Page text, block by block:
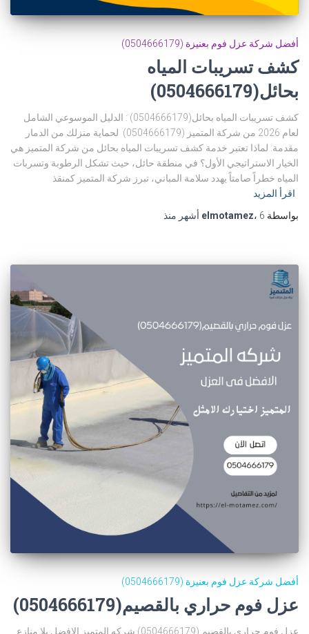
أفضل شركة عزل فوم بعنيزة (0504666179)
كشف تسريبات المياه
بحائل(0504666179)
كشف تسريبات المياه بحائل(0504666179) : الدليل الموسوعي الشامل
لعام 2026 من شركة المتميز (0504666179) لحماية منزلك من الدمار
مقدمة: لماذا تعتبر خدمة كشف تسريبات المياه بحائل من شركة المتميز هي
الخيار الاستراتيجي الأول؟ في منطقة حائل، حيث تشكل الرطوبة وتسربات
المياه خطراً صامتاً يهدد سلامة المباني، تبرز شركة المتميز كمنقذ
اقرأ المزيد
بواسطة
elmotamez، 6 أشهر منذ
أفضل شركة عزل فوم بعنيزة (0504666179)
عزل فوم حراري بالقصيم(0504666179)
عزل فوم حرارى بالقصيم (0504666179) شركه المتميز الافضل بلا منازع